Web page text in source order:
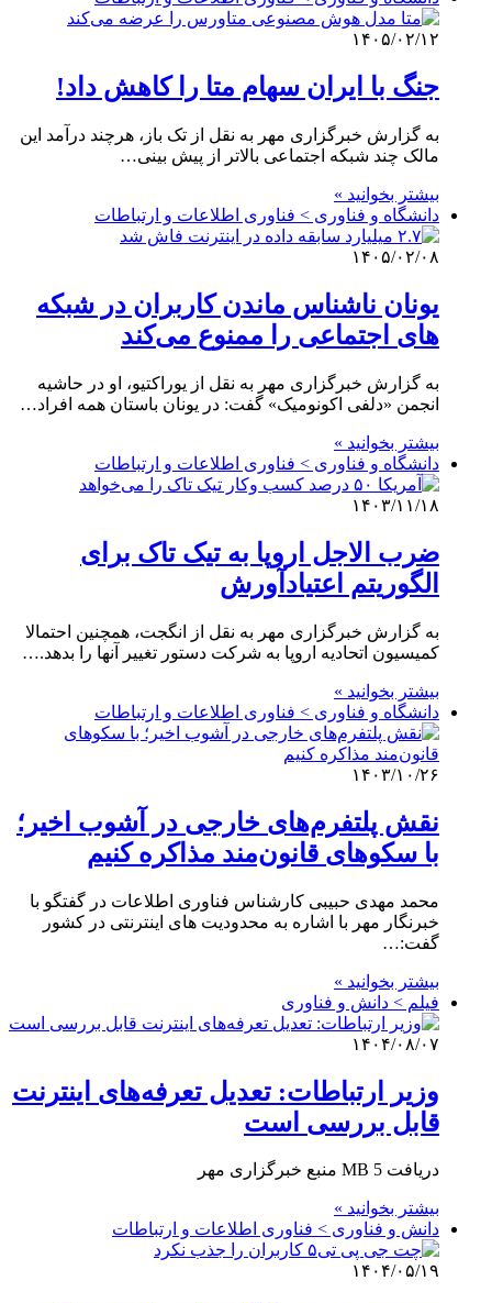
۱۴۰۵/۰۲/۱۲
جنگ با ایران سهام متا را کاهش داد!
به گزارش خبرگزاری مهر به نقل از تک باز، هرچند درآمد این
مالک چند شبکه اجتماعی بالاتر از پیش بینی…
بیشتر بخوانید »
دانشگاه و فناوری > فناوری اطلاعات و ارتباطات
۱۴۰۵/۰۲/۰۸
یونان ناشناس ماندن کاربران در شبکه
های اجتماعی را ممنوع می‌کند
به گزارش خبرگزاری مهر به نقل از یوراکتیو، او در حاشیه
انجمن «دلفی اکونومیک» گفت: در یونان باستان همه افراد…
بیشتر بخوانید »
دانشگاه و فناوری > فناوری اطلاعات و ارتباطات
۱۴۰۳/۱۱/۱۸
ضرب الاجل اروپا به تیک تاک برای
الگوریتم اعتیادآورش
به گزارش خبرگزاری مهر به نقل از انگجت، همچنین احتمالا
کمیسیون اتحادیه اروپا به شرکت دستور تغییر آنها را بدهد.…
بیشتر بخوانید »
دانشگاه و فناوری > فناوری اطلاعات و ارتباطات
۱۴۰۳/۱۰/۲۶
نقش پلتفرم‌های خارجی در آشوب اخیر؛
با سکوهای قانون‌مند مذاکره کنیم
محمد مهدی حبیبی کارشناس فناوری اطلاعات در گفتگو با
خبرنگار مهر با اشاره به محدودیت های اینترنتی در کشور
گفت:…
بیشتر بخوانید »
فیلم > دانش و فناوری
۱۴۰۴/۰۸/۰۷
وزیر ارتباطات: تعدیل تعرفه‌های اینترنت
قابل بررسی است
دریافت 5 MB منبع خبرگزاری مهر
بیشتر بخوانید »
دانش و فناوری > فناوری اطلاعات و ارتباطات
۱۴۰۴/۰۵/۱۹